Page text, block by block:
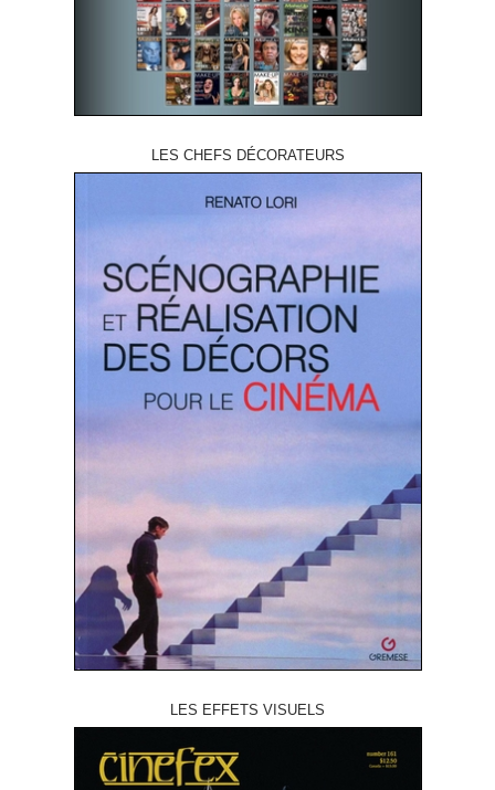
LES CHEFS DÉCORATEURS
LES EFFETS VISUELS